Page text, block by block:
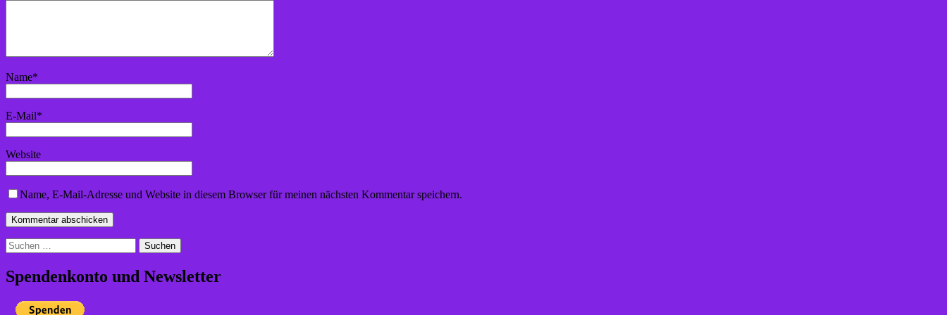
Name*
E-Mail*
Website
Name, E-Mail-Adresse und Website in diesem Browser für meinen nächsten Kommentar speichern.
Suchen
nach:
Spendenkonto und Newsletter